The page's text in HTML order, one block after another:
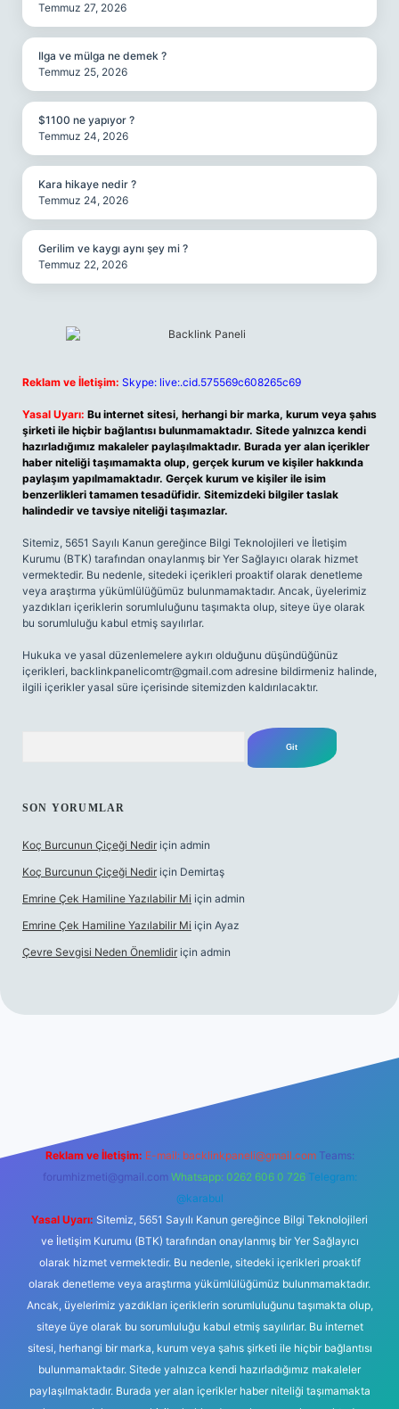
Temmuz 27, 2026
Ilga ve mülga ne demek ?
Temmuz 25, 2026
$1100 ne yapıyor ?
Temmuz 24, 2026
Kara hikaye nedir ?
Temmuz 24, 2026
Gerilim ve kaygı aynı şey mi ?
Temmuz 22, 2026
Reklam ve İletişim: Skype: live:.cid.575569c608265c69
Yasal Uyarı: Bu internet sitesi, herhangi bir marka, kurum veya şahıs
şirketi ile hiçbir bağlantısı bulunmamaktadır. Sitede yalnızca kendi
hazırladığımız makaleler paylaşılmaktadır. Burada yer alan içerikler
haber niteliği taşımamakta olup, gerçek kurum ve kişiler hakkında
paylaşım yapılmamaktadır. Gerçek kurum ve kişiler ile isim
benzerlikleri tamamen tesadüfidir. Sitemizdeki bilgiler taslak
halindedir ve tavsiye niteliği taşımazlar.
Sitemiz, 5651 Sayılı Kanun gereğince Bilgi Teknolojileri ve İletişim
Kurumu (BTK) tarafından onaylanmış bir Yer Sağlayıcı olarak hizmet
vermektedir. Bu nedenle, sitedeki içerikleri proaktif olarak denetleme
veya araştırma yükümlülüğümüz bulunmamaktadır. Ancak, üyelerimiz
yazdıkları içeriklerin sorumluluğunu taşımakta olup, siteye üye olarak
bu sorumluluğu kabul etmiş sayılırlar.
Hukuka ve yasal düzenlemelere aykırı olduğunu düşündüğünüz
içerikleri, backlinkpanelicomtr@gmail.com adresine bildirmeniz halinde,
ilgili içerikler yasal süre içerisinde sitemizden kaldırılacaktır.
SON YORUMLAR
Koç Burcunun Çiçeği Nedir için admin
Koç Burcunun Çiçeği Nedir için Demirtaş
Emrine Çek Hamiline Yazılabilir Mi için admin
Emrine Çek Hamiline Yazılabilir Mi için Ayaz
Çevre Sevgisi Neden Önemlidir için admin
Reklam ve İletişim: E-mail: backlinkpaneli@gmail.com Teams:
forumhizmeti@gmail.com Whatsapp: 0262 606 0 726 Telegram:
@karabul
Yasal Uyarı: Sitemiz, 5651 Sayılı Kanun gereğince Bilgi Teknolojileri
ve İletişim Kurumu (BTK) tarafından onaylanmış bir Yer Sağlayıcı
olarak hizmet vermektedir. Bu nedenle, sitedeki içerikleri proaktif
olarak denetleme veya araştırma yükümlülüğümüz bulunmamaktadır.
Ancak, üyelerimiz yazdıkları içeriklerin sorumluluğunu taşımakta olup,
siteye üye olarak bu sorumluluğu kabul etmiş sayılırlar. Bu internet
sitesi, herhangi bir marka, kurum veya şahıs şirketi ile hiçbir bağlantısı
bulunmamaktadır. Sitede yalnızca kendi hazırladığımız makaleler
paylaşılmaktadır. Burada yer alan içerikler haber niteliği taşımamakta